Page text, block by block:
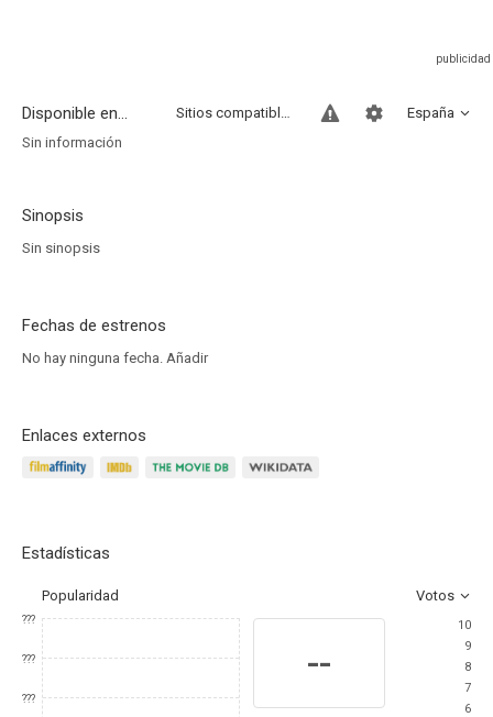
Disponible en... España
Sitios compatibles
Sin información
Sinopsis
Sin sinopsis
Fechas de estrenos
No hay ninguna fecha. Añadir
Enlaces externos
Estadísticas
Popularidad Votos
???
???
???
--
10
9
8
7
6